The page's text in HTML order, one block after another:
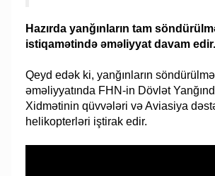
Hazırda yanğınların tam
istiqamətində əməliyyat davam edir.
Qeyd edək ki, yanğınların
əməliyyatında FHN-in Dövlət
Xidmətinin qüvvələri və Aviasiya
helikopterləri iştirak edir.